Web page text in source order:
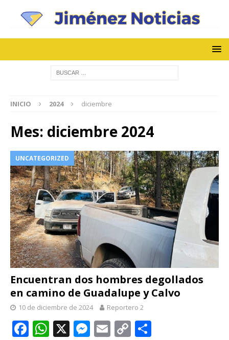
INICIO 2024 diciembre
Mes: diciembre 2024
UNCATEGORIZED
Encuentran dos hombres degollados
en camino de Guadalupe y Calvo
10 de diciembre de 2024 Reportero 2
F W X M E C